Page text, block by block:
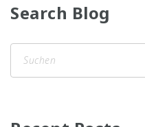
Search Blog